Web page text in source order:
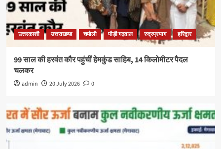
उत्तरकाशी उत्तराखण्ड चमोली पौड़ी गढ़वाल रुद्रप्रयाग हरिद्वार
99 साल की हरवंत कौर पहुंचीं हेमकुंड साहिब, 14 किलोमीटर पैदल
चलकर
admin 20 July 2026 0